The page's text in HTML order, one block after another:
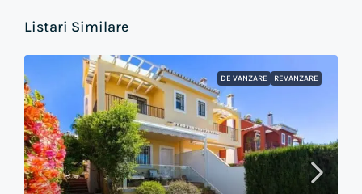
Listari Similare
DE VANZARE REVANZARE